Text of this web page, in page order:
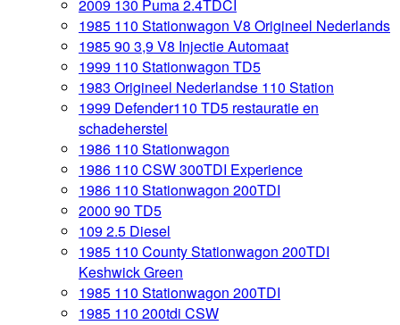
2009 130 Puma 2.4TDCI
1985 110 Stationwagon V8 Origineel Nederlands
1985 90 3,9 V8 Injectie Automaat
1999 110 Stationwagon TD5
1983 Origineel Nederlandse 110 Station
1999 Defender110 TD5 restauratie en
schadeherstel
1986 110 Stationwagon
1986 110 CSW 300TDI Experience
1986 110 Stationwagon 200TDI
2000 90 TD5
109 2.5 Diesel
1985 110 County Stationwagon 200TDI
Keshwick Green
1985 110 Stationwagon 200TDI
1985 110 200tdi CSW